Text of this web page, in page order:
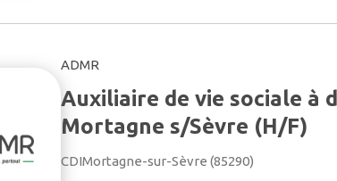
ADMR
Auxiliaire de vie sociale à
Mortagne s/Sèvre (H/F)
CDIMortagne-sur-Sèvre (85290)